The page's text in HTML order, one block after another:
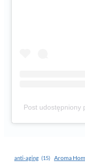
Post udostępniony
anti-aging (15) Aroma